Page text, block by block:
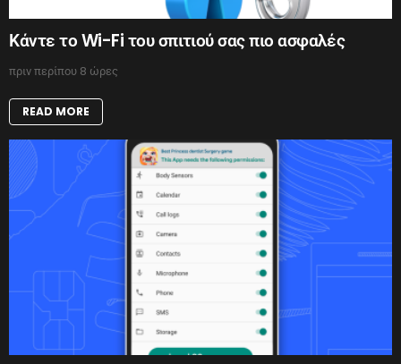
Κάντε το Wi-Fi του σπιτιού σας πιο ασφαλές
πριν περίπου 8 ώρες
READ MORE